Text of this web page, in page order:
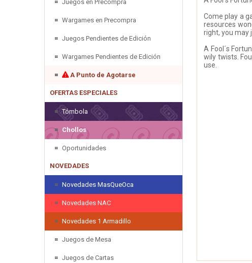
Juegos en Precompra
Wargames en Precompra
Juegos Pendientes de Edición
Wargames Pendientes de Edición
A Punto de Agotarse
OFERTAS ESPECIALES
Tómbola
Chollos
Oportunidades
NOVEDADES
Novedades MasQueOca
Novedades NAC
Novedades 1 Armadillo
Juegos de Mesa
Juegos de Cartas
Come play a
resources
right, you may
A Fool´s
wily twists.
use.